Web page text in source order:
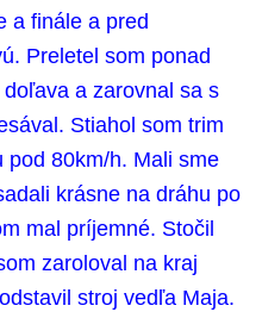
a finále a pred
Preletel som ponad
a zarovnal sa s
Stiahol som trim
80km/h. Mali sme
krásne na dráhu po
mal príjemné. Stočil
zaroloval na kraj
stroj vedľa Maja.